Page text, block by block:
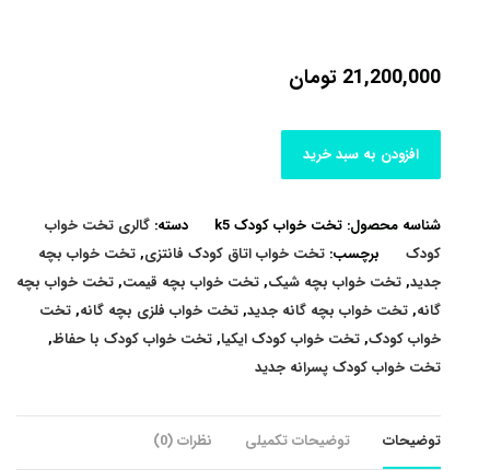
21,200,000 تومان
افزودن به سبد خرید
شناسه محصول: تخت خواب کودک k5 دسته: گالری تخت خواب
کودک
برچسب: تخت خواب اتاق کودک فانتزی,تخت خواب بچه
جدید,تخت خواب بچه شیک,تخت خواب بچه قیمت,تخت خواب بچه
گانه,تخت خواب بچه گانه جدید,تخت خواب فلزی بچه گانه,تخت
خواب کودک,تخت خواب کودک ایکیا,تخت خواب کودک با حفاظ,
تخت خواب کودک پسرانه جدید
توضیحات توضیحات تکمیلی نظرات (0)